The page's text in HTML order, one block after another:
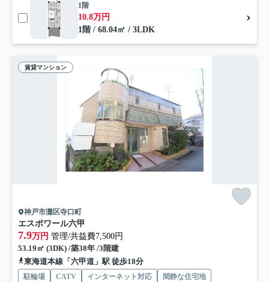
1階
10.8万円
1階 / 68.04㎡ / 3LDK
賃貸マンション
神戸市灘区寺口町
エスポワール六甲
7.9万円 管理/共益費7,500円
53.19㎡ (3DK) /築38年 /3階建
東海道本線「六甲道」駅 徒歩18分
駐輪場 CATV インターネット対応
閑静な住宅地